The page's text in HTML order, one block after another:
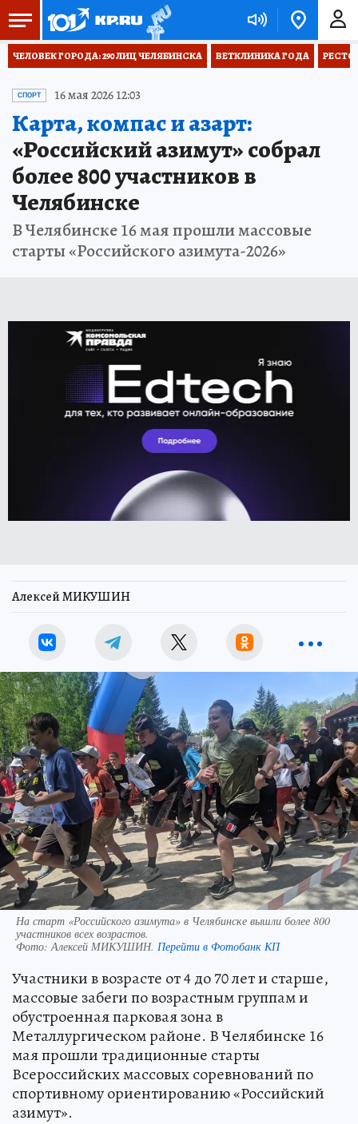
ЧЕЛОВЕК ГОРОДА: 290 ЛИЦ ЧЕЛЯБИНСКА ВЕТКЛИНИКА ГОДА
СПОРТ 16 мая 2026 12:03
Карта, компас и азарт:
«Российский азимут» собрал
более 800 участников в
Челябинске
В Челябинске 16 мая прошли массовые
старты «Российского азимута-2026»
Алексей МИКУШИН
На старт «Российского азимута» в Челябинске вышли более 800
участников всех возрастов.
Фото: Алексей МИКУШИН. Перейти в Фотобанк КП
Участники в возрасте от 4 до 70 лет и старше,
массовые забеги по возрастным группам и
обустроенная парковая зона в
Металлургическом районе. В Челябинске 16
мая прошли традиционные старты
Всероссийских массовых соревнований по
спортивному ориентированию «Российский
азимут».